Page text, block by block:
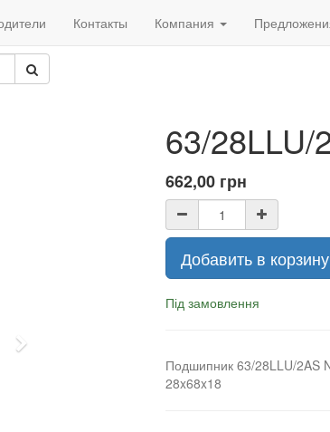
Контакты Компания
Next
63/28LLU/
662,00 грн
Добавить в корзину
Під замовлення
Подшипник 63/28LLU/2AS
28x68x18